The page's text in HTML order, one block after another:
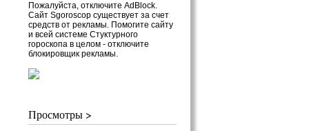
Пожалуйста, отключите AdBlock.
Сайт Sgoroscop существует за счет
средств от рекламы. Помогите сайту
и всей системе Стуктурного
гороскопа в целом - отключите
блокировщик рекламы.
Просмотры >